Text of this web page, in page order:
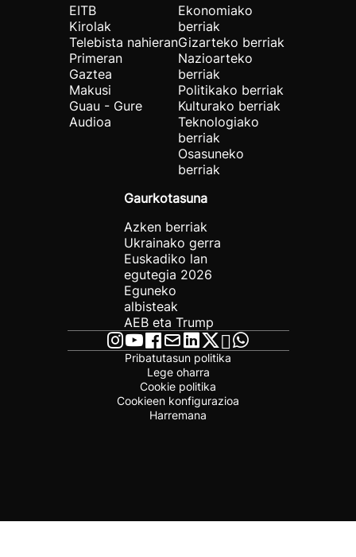
EITB
Kirolak
Telebista nahieran
Primeran
Gaztea
Makusi
Guau - Gure
Audioa
Ekonomiako
berriak
Gizarteko berriak
Nazioarteko
berriak
Politikako berriak
Kulturako berriak
Teknologiako
berriak
Osasuneko
berriak
Gaurkotasuna
Azken berriak
Ukrainako gerra
Euskadiko lan
egutegia 2026
Eguneko
albisteak
AEB eta Trump
Pribatutasun politika
Lege oharra
Cookie politika
Cookieen konfigurazioa
Harremana